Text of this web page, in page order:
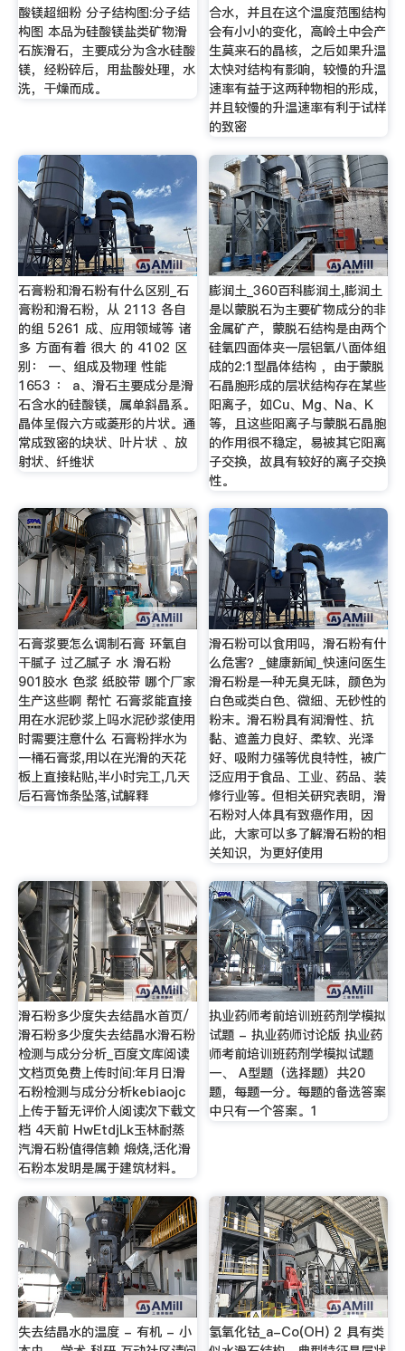
酸镁超细粉 分子结构图:分子结
构图 本品为硅酸镁盐类矿物滑
石族滑石，主要成分为含水硅酸
镁，经粉碎后，用盐酸处理，水
洗，干燥而成。
合水，并且在这个温度范围结构
会有小小的变化，高岭土中会产
生莫来石的晶核，之后如果升温
太快对结构有影响，较慢的升温
速率有益于这两种物相的形成，
并且较慢的升温速率有利于试样
的致密
石膏粉和滑石粉有什么区别_石
膏粉和滑石粉，从 2113 各自
的组 5261 成、应用领域等 诸
多 方面有着 很大 的 4102 区
别： 一、组成及物理 性能
1653 ： a、滑石主要成分是滑
石含水的硅酸镁，属单斜晶系。
晶体呈假六方或菱形的片状。通
常成致密的块状、叶片状 、放
射状、纤维状
膨润土_360百科膨润土,膨润土
是以蒙脱石为主要矿物成分的非
金属矿产，蒙脱石结构是由两个
硅氧四面体夹一层铝氧八面体组
成的2:1型晶体结构 ，由于蒙脱
石晶胞形成的层状结构存在某些
阳离子，如Cu、Mg、Na、K
等，且这些阳离子与蒙脱石晶胞
的作用很不稳定，易被其它阳离
子交换，故具有较好的离子交换
性。
石膏浆要怎么调制石膏 环氧自
干腻子 过乙腻子 水 滑石粉
901胶水 色浆 纸胶带 哪个厂家
生产这些啊 帮忙 石膏浆能直接
用在水泥砂浆上吗水泥砂浆使用
时需要注意什么 石膏粉拌水为
一桶石膏浆,用以在光滑的天花
板上直接粘贴,半小时完工,几天
后石膏饰条坠落,试解释
滑石粉可以食用吗，滑石粉有什
么危害？_健康新闻_快速问医生
滑石粉是一种无臭无味，颜色为
白色或类白色、微细、无砂性的
粉末。滑石粉具有润滑性、抗
黏、遮盖力良好、柔软、光泽
好、吸附力强等优良特性，被广
泛应用于食品、工业、药品、装
修行业等。但相关研究表明，滑
石粉对人体具有致癌作用，因
此，大家可以多了解滑石粉的相
关知识，为更好使用
滑石粉多少度失去结晶水首页/
滑石粉多少度失去结晶水滑石粉
检测与成分分析_百度文库阅读
文档页免费上传时间:年月日滑
石粉检测与成分分析kebiaojc
上传于暂无评价人阅读次下载文
档 4天前 HwEtdjLk玉林耐蒸
汽滑石粉值得信赖 煅烧,活化滑
石粉本发明是属于建筑材料。
执业药师考前培训班药剂学模拟
试题 - 执业药师讨论版 执业药
师考前培训班药剂学模拟试题
一、 A型题（选择题）共20
题，每题一分。每题的备选答案
中只有一个答案。1
失去结晶水的温度 - 有机 - 小
氢氧化钴_a-Co(OH) 2 具有类